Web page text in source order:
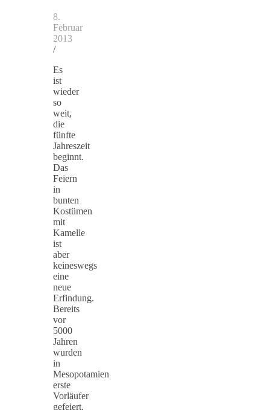
8.
Februar
2013
/
Es
ist
wieder
so
weit,
die
fünfte
Jahreszeit
beginnt.
Das
Feiern
in
bunten
Kostümen
mit
Kamelle
ist
aber
keineswegs
eine
neue
Erfindung.
Bereits
vor
5000
Jahren
wurden
in
Mesopotamien
erste
Vorläufer
gefeiert.